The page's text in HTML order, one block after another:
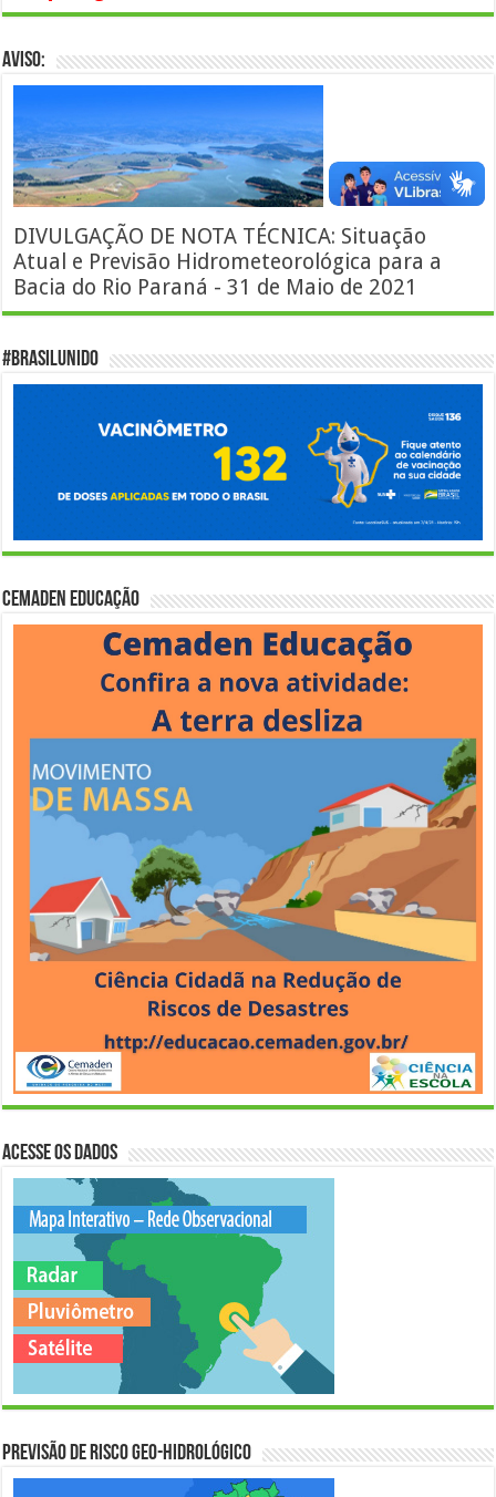
AVISO:
DIVULGAÇÃO DE NOTA TÉCNICA: Situação
Atual e Previsão Hidrometeorológica para a
Bacia do Rio Paraná - 31 de Maio de 2021
#BrasilUnido
Cemaden Educação
Acesse os Dados
Previsão de Risco Geo-Hidrológico